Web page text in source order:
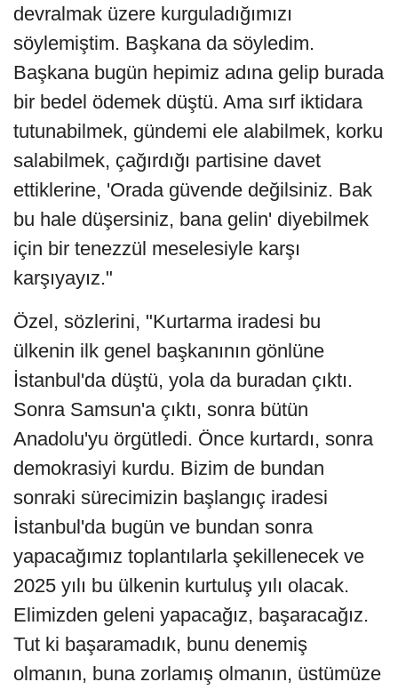
devralmak üzere kurguladığımızı
söylemiştim. Başkana da söyledim.
Başkana bugün hepimiz adına gelip burada
bir bedel ödemek düştü. Ama sırf iktidara
tutunabilmek, gündemi ele alabilmek, korku
salabilmek, çağırdığı partisine davet
ettiklerine, 'Orada güvende değilsiniz. Bak
bu hale düşersiniz, bana gelin' diyebilmek
için bir tenezzül meselesiyle karşı
karşıyayız."
Özel, sözlerini, "Kurtarma iradesi bu
ülkenin ilk genel başkanının gönlüne
İstanbul'da düştü, yola da buradan çıktı.
Sonra Samsun'a çıktı, sonra bütün
Anadolu'yu örgütledi. Önce kurtardı, sonra
demokrasiyi kurdu. Bizim de bundan
sonraki sürecimizin başlangıç iradesi
İstanbul'da bugün ve bundan sonra
yapacağımız toplantılarla şekillenecek ve
2025 yılı bu ülkenin kurtuluş yılı olacak.
Elimizden geleni yapacağız, başaracağız.
Tut ki başaramadık, bunu denemiş
olmanın, buna zorlamış olmanın, üstümüze